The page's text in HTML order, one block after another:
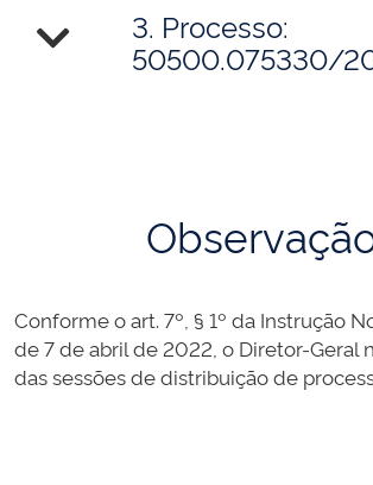
3. Processo:
50500.075330/
Conforme o art. 7º, § 1º da Instrução
de 7 de abril de 2022, o Diretor-Geral
das sessões de distribuição de